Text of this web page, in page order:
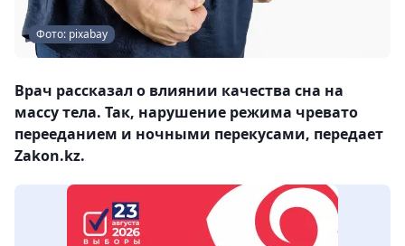
Фото: pixabay
Врач рассказал о влиянии качества сна на
массу тела. Так, нарушение режима чревато
перееданием и ночными перекусами, передает
Zakon.kz.